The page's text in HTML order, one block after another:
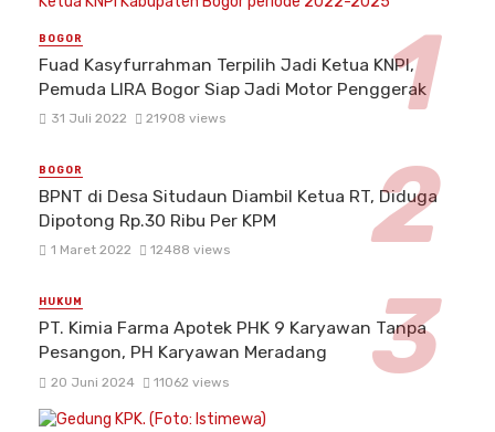
BOGOR
Fuad Kasyfurrahman Terpilih Jadi Ketua KNPI,
Pemuda LIRA Bogor Siap Jadi Motor Penggerak
31 Juli 2022 21908 views
BOGOR
BPNT di Desa Situdaun Diambil Ketua RT, Diduga
Dipotong Rp.30 Ribu Per KPM
1 Maret 2022 12488 views
HUKUM
PT. Kimia Farma Apotek PHK 9 Karyawan Tanpa
Pesangon, PH Karyawan Meradang
20 Juni 2024 11062 views